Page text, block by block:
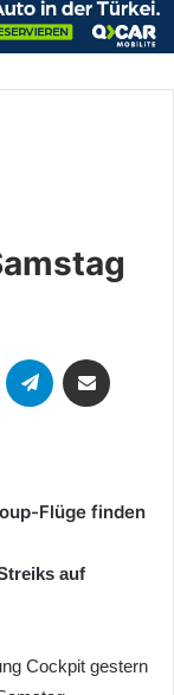
WhatsAppTelegram
Flüge finden
auf
Cockpit gestern